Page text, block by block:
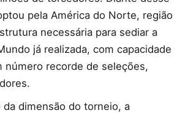
pela América do Norte, região
necessária para sediar a
já realizada, com capacidade
número recorde de seleções,
da dimensão do torneio, a